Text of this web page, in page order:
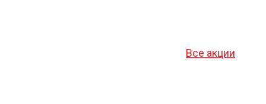
Все акции